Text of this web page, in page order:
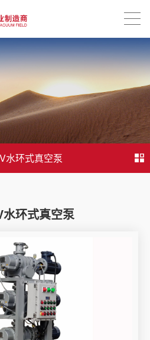
水环式真空泵
环式真空泵